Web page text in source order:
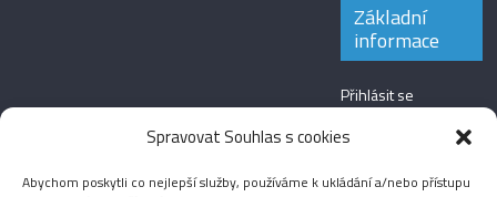
Spravovat Souhlas s cookies
Abychom poskytli co nejlepší služby, používáme k ukládání a/nebo přístupu
Základní
informace
Přihlásit se
Zdroj kanálů
Kanál komentářů